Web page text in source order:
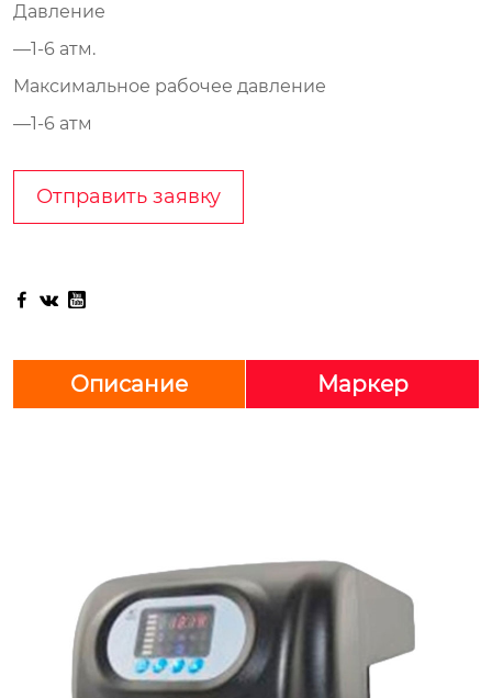
Давление
—1-6 атм.
Максимальное рабочее давление
—1-6 атм
Отправить заявку
  
Описание Маркер